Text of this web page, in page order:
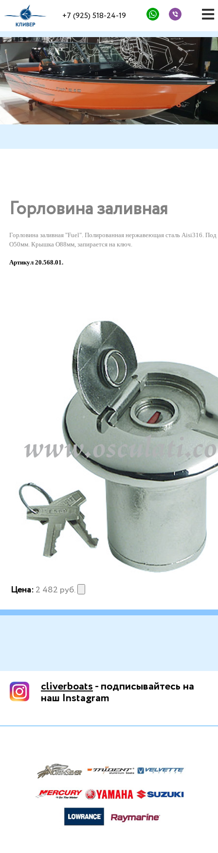
+7 (925) 518-24-19
Горловина заливная
Горловина заливная "Fuel". Полированная нержавеющая сталь Aisi316. Под
O50мм. Крышка O88мм, запирается на ключ.
Артикул 20.568.01.
Цена:2 482 руб.
cliverboats- подписывайтесь на
наш Instagram